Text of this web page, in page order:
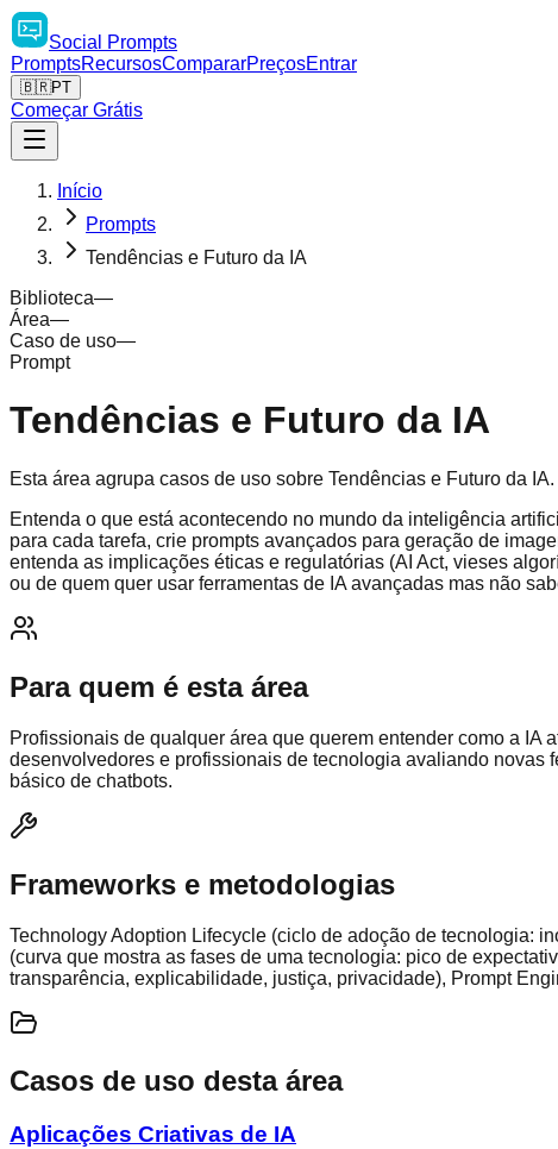
Social
Prompts
PromptsRecursosCompararPreçosEntrar
🇧🇷PT
Começar Grátis
Início
Prompts
Tendências e Futuro da IA
Biblioteca—
Área—
Caso de uso—
Prompt
Tendências e Futuro da IA
Esta área agrupa casos de uso sobre Tendências e Futuro da
Entenda o que está acontecendo no mundo da inteligência
para cada tarefa, crie prompts avançados para geração de
entenda as implicações éticas e regulatórias (AI Act, vieses
ou de quem quer usar ferramentas de IA avançadas mas não
Para quem é esta área
Profissionais de qualquer área que querem entender como a
desenvolvedores e profissionais de tecnologia avaliando
básico de chatbots.
Frameworks e metodologias
Technology Adoption Lifecycle (ciclo de adoção de tecnologia:
(curva que mostra as fases de uma tecnologia: pico de
transparência, explicabilidade, justiça, privacidade), Prompt
Casos de uso desta área
Aplicações Criativas de IA